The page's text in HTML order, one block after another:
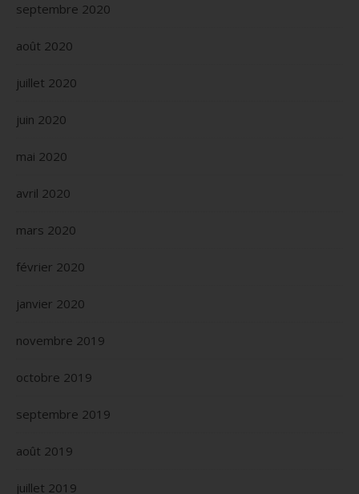
septembre 2020
août 2020
juillet 2020
juin 2020
mai 2020
avril 2020
mars 2020
février 2020
janvier 2020
novembre 2019
octobre 2019
septembre 2019
août 2019
juillet 2019